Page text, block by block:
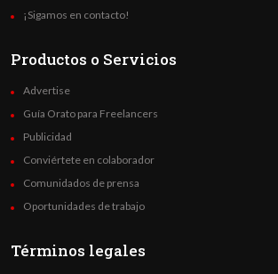
¡Sigamos en contacto!
Productos o Servicios
Advertise
Guía Orato para Freelancers
Publicidad
Conviértete en colaborador
Comunidados de prensa
Oportunidades de trabajo
Términos legales